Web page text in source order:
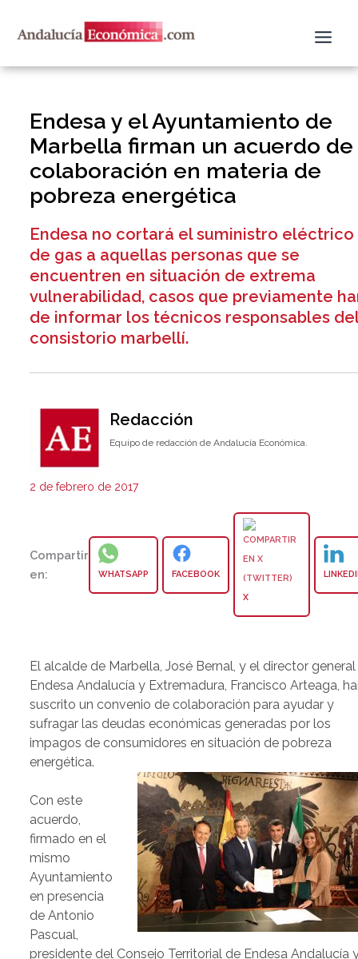
Endesa y el Ayuntamiento de
Marbella firman un acuerdo de
colaboración en materia de
pobreza energética
Endesa no cortará el suministro eléctrico
de gas a aquellas personas que se
encuentren en situación de extrema
vulnerabilidad, casos que previamente
de informar los técnicos responsables
consistorio marbellí.
Redacción
Equipo de redacción de Andalucía Económica.
2 de febrero de 2017
Compartir
en:
WHATSAPP FACEBOOK
X
El alcalde de Marbella, José Bernal, y el director
Endesa Andalucía y Extremadura, Francisco Arteaga,
suscrito un convenio de colaboración para ayudar y
sufragar las deudas económicas generadas por los
impagos de consumidores en situación de pobreza
energética.
Con este
acuerdo,
firmado en el
mismo
Ayuntamiento
en presencia
de Antonio
Pascual,
presidente del Consejo Territorial de Endesa Andalucía